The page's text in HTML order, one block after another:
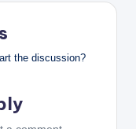
the discussion?